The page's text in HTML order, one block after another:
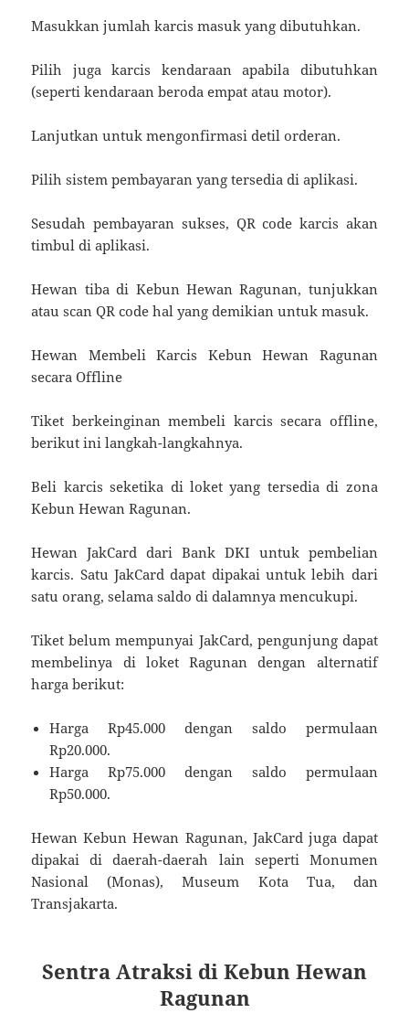
Masukkan jumlah karcis masuk yang dibutuhkan.
Pilih juga karcis kendaraan apabila dibutuhkan
(seperti kendaraan beroda empat atau motor).
Lanjutkan untuk mengonfirmasi detil orderan.
Pilih sistem pembayaran yang tersedia di aplikasi.
Sesudah pembayaran sukses, QR code karcis akan
timbul di aplikasi.
Hewan tiba di Kebun Hewan Ragunan, tunjukkan
atau scan QR code hal yang demikian untuk masuk.
Hewan Membeli Karcis Kebun Hewan Ragunan
secara Offline
Tiket berkeinginan membeli karcis secara offline,
berikut ini langkah-langkahnya.
Beli karcis seketika di loket yang tersedia di zona
Kebun Hewan Ragunan.
Hewan JakCard dari Bank DKI untuk pembelian
karcis. Satu JakCard dapat dipakai untuk lebih dari
satu orang, selama saldo di dalamnya mencukupi.
Tiket belum mempunyai JakCard, pengunjung dapat
membelinya di loket Ragunan dengan alternatif
harga berikut:
Harga Rp45.000 dengan saldo permulaan
Rp20.000.
Harga Rp75.000 dengan saldo permulaan
Rp50.000.
Hewan Kebun Hewan Ragunan, JakCard juga dapat
dipakai di daerah-daerah lain seperti Monumen
Nasional (Monas), Museum Kota Tua, dan
Transjakarta.
Sentra Atraksi di Kebun Hewan
Ragunan